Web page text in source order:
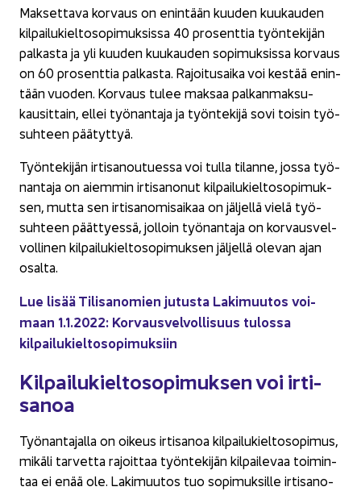
Mak­set­ta­va kor­vaus on enin­tään kuu­den kuu­kau­den
kil­pai­lu­kiel­to­so­pi­muk­sis­sa 40 pro­sent­tia työn­te­ki­jän
pal­kas­ta ja yli kuu­den kuu­kau­den so­pi­muk­sis­sa kor­vaus
on 60 pro­sent­tia pal­kas­ta. Ra­joi­tusai­ka voi kes­tää enin­
tään vuo­den. Kor­vaus tulee mak­saa pal­kan­mak­su­
kausit­tain, ellei työ­nan­ta­ja ja työn­te­ki­jä sovi toi­sin työ­
suh­teen pää­tyt­tyä.
Työn­te­ki­jän ir­ti­sa­nou­tues­sa voi tulla ti­lan­ne, jossa työ­
nan­ta­ja on ai­em­min ir­ti­sa­no­nut kil­pai­lu­kiel­to­so­pi­muk­
sen, mutta sen ir­ti­sa­no­mi­sai­kaa on jäl­jel­lä vielä työ­
suh­teen päät­tyes­sä, jol­loin työ­nan­ta­ja on kor­vaus­vel­
vol­li­nen kil­pai­lu­kiel­to­so­pi­muk­sen jäl­jel­lä ole­van ajan
osal­ta.
Lue lisää Ti­li­sa­no­mien ju­tus­ta La­ki­muu­tos voi­
maan 1.1.2022: Korvaus­velvollisuus tu­los­sa
kilpailu­kielto­sopimuksiin
Kil­pai­lu­kiel­to­so­pi­muk­sen voi ir­ti­
sa­noa
Työ­nan­ta­jal­la on oi­keus ir­ti­sa­noa kil­pai­lu­kiel­to­so­pi­mus,
mi­kä­li tar­vet­ta ra­joit­taa työn­te­ki­jän kil­pai­le­vaa toi­min­
taa ei enää ole. La­ki­muu­tos tuo so­pi­muk­sil­le ir­ti­sa­no­